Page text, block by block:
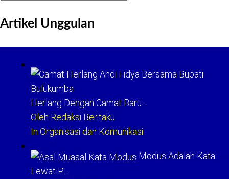
Artikel Unggulan
Herlang Dengan Camat Baru…
Oleh Redaksi Beritaku
In Organisasi dan Komunikasi
Modus Adalah Kata
Lewat P…